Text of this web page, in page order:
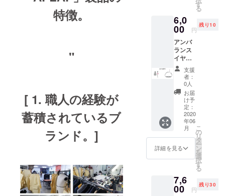
特徴。
"
[ 1. 職人の経験が
蓄積されているブ
ランド。]
す
る
6,0
00 円
残り10
アンバ
ランス
イヤリ
ング /
チョー
カー
ネック
レス
「超早
割」 価
15,120
円 ▷
60％割
引
支援
者：
0人
お届
け予
定：
2020
年06
月
詳細を見る
こ
の
リ
タ
ー
ン
を
選
択
す
る
7,6
00 円
残り30